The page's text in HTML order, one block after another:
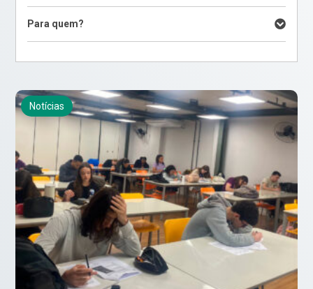
Para quem?
Notícias